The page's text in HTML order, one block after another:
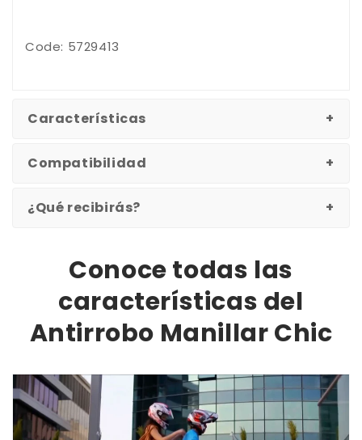
Code: 5729413
Características
Compatibilidad
¿Qué recibirás?
Conoce todas las
características del
Antirrobo Manillar Chic